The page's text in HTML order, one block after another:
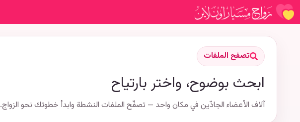
تصفح الملفات
ابحث بوضوح، واختر بارتياح
آلاف الأعضاء الجادّين في مكان واحد — تصفّح الملفات النشطة وابدأ خطوتك نحو الزواج.